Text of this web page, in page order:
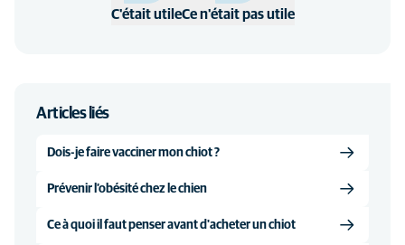
C'était utileCe n'était pas utile
Articles liés
Dois-je faire vacciner mon chiot ?
Prévenir l’obésité chez le chien
Ce à quoi il faut penser avant d'acheter un chiot